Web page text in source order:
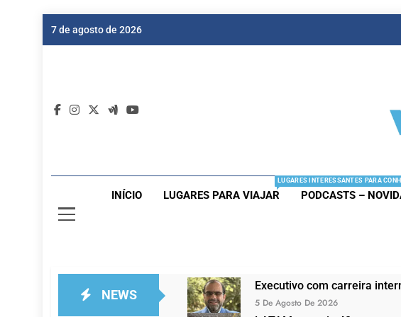
7 de agosto de 2026
INÍCIO LUGARES PARA VIAJAR
LUGARES INTERESSANTES PARA
PODCASTS –
NEWS
Executivo com carreira
5 De Agosto De 2026